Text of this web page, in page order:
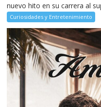
nuevo hito en su carrera al
Curiosidades y Entretenimiento